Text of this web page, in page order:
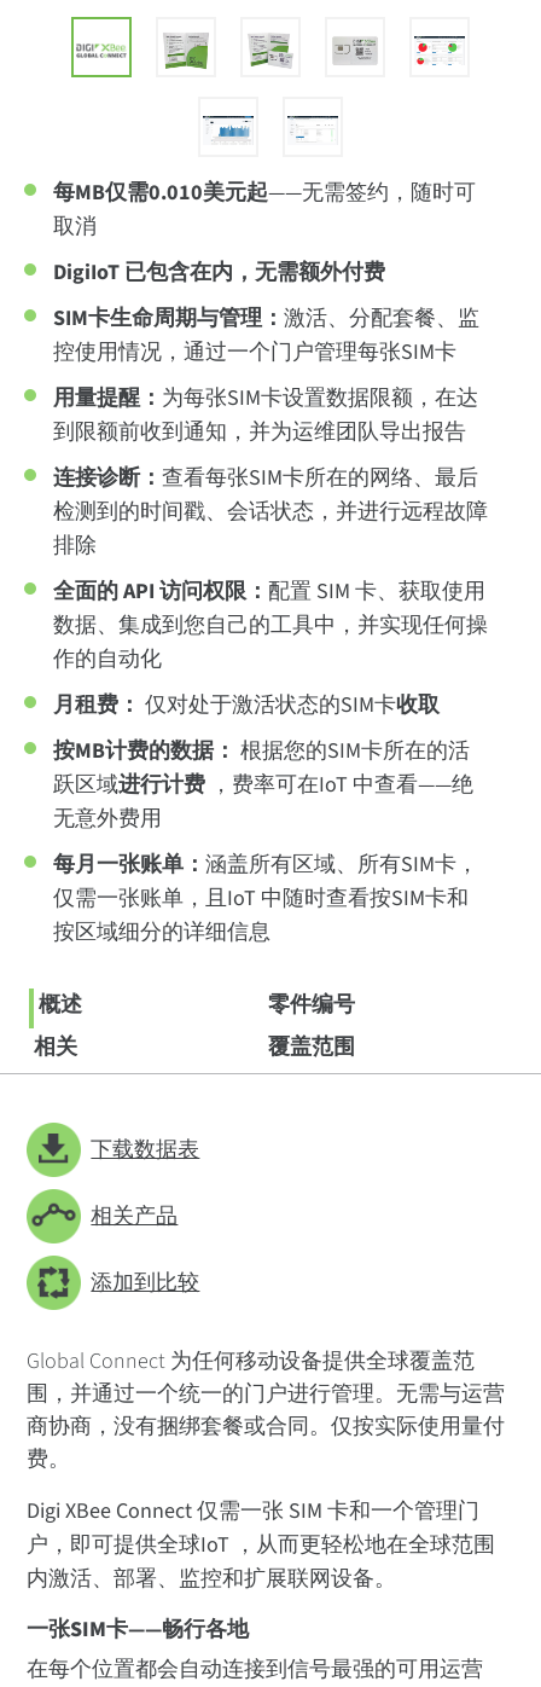
每MB仅需0.010美元起——无需签约，随时可
取消
DigiIoT 已包含在内，无需额外付费
SIM卡生命周期与管理： 激活、分配套餐、监
控使用情况，通过一个门户管理每张SIM卡
用量提醒： 为每张SIM卡设置数据限额，在达
到限额前收到通知，并为运维团队导出报告
连接诊断： 查看每张SIM卡所在的网络、最后
检测到的时间戳、会话状态，并进行远程故障
排除
全面的 API 访问权限： 配置 SIM 卡、获取使用
数据、集成到您自己的工具中，并实现任何操
作的自动化
月租费： 仅对处于激活状态的SIM卡收取
按MB计费的数据： 根据您的SIM卡所在的活
跃区域进行计费 ，费率可在IoT 中查看——绝
无意外费用
每月一张账单： 涵盖所有区域、所有SIM卡，
仅需一张账单，且IoT 中随时查看按SIM卡和
按区域细分的详细信息
概述
零件编号
相关
覆盖范围
Global Connect 为任何移动设备提供全球覆盖范
围，并通过一个统一的门户进行管理。无需与运营
商协商，没有捆绑套餐或合同。仅按实际使用量付
费。
Digi XBee Connect 仅需一张 SIM 卡和一个管理门
户，即可提供全球IoT ，从而更轻松地在全球范围
内激活、部署、监控和扩展联网设备。
一张SIM卡——畅行各地
在每个位置都会自动连接到信号最强的可用运营
下载数据表
相关产品
添加到比较